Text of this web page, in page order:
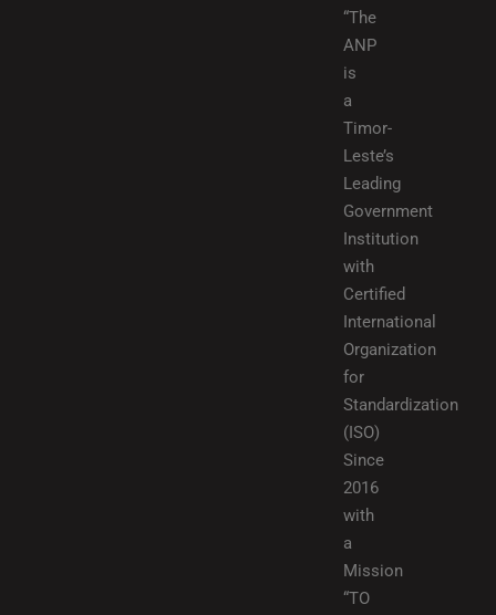
“The
ANP
is
a
Timor-
Leste’s
Leading
Government
Institution
with
Certified
International
Organization
for
Standardization
(ISO)
Since
2016
with
a
Mission
“TO